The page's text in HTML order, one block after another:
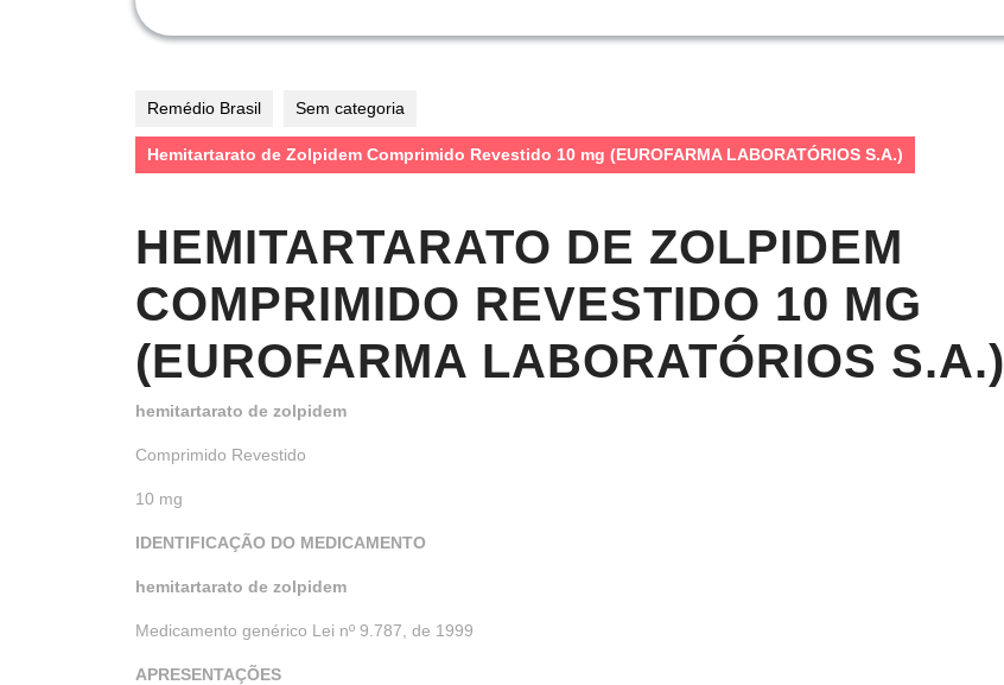
Remédio Brasil Sem categoria
Hemitartarato de Zolpidem Comprimido Revestido 10 mg (EUROFARMA LABORATÓRIOS S.A.)
HEMITARTARATO DE ZOLPIDEM
COMPRIMIDO REVESTIDO 10 MG
(EUROFARMA LABORATÓRIOS S.A.)
hemitartarato de zolpidem
Comprimido Revestido
10 mg
IDENTIFICAÇÃO DO MEDICAMENTO
hemitartarato de zolpidem
Medicamento genérico Lei nº 9.787, de 1999
APRESENTAÇÕES